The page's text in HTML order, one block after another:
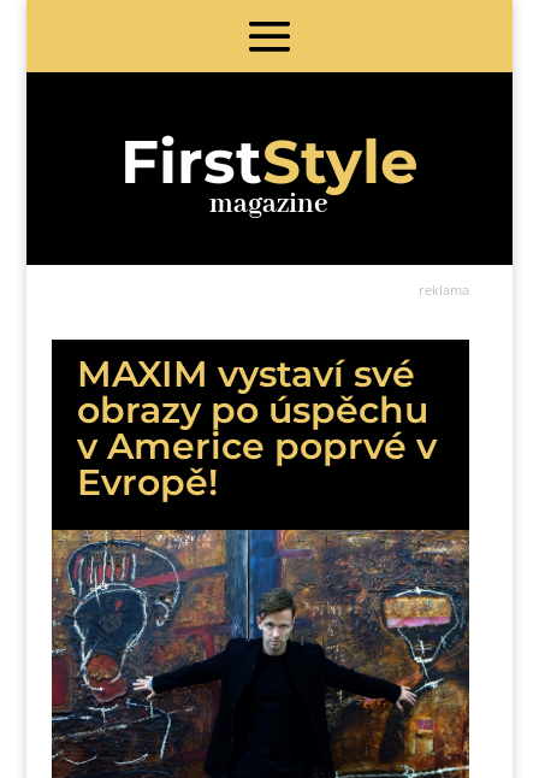
FirstStyle
magazine
reklama
MAXIM vystaví své
obrazy po úspěchu
v Americe poprvé v
Evropě!